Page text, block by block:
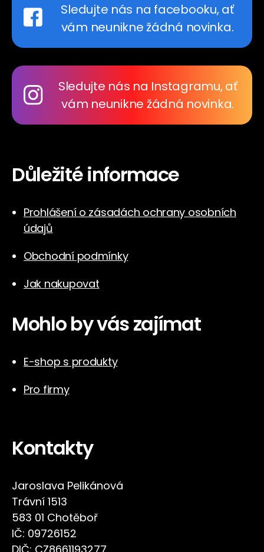
Sledujte nás na facebooku, ať
vám neunikne žádná novinka.
Sledujte nás na Instagramu, ať
vám neunikne žádná novinka.
Důležité informace
Prohlášení o zásadách ochrany osobních
údajů
Obchodní podmínky
Jak nakupovat
Mohlo by vás zajímat
E-shop s produkty
Pro firmy
Kontakty
Jaroslava Pelikánová
Trávní 1513
583 01 Chotěboř
IČ: 09726152